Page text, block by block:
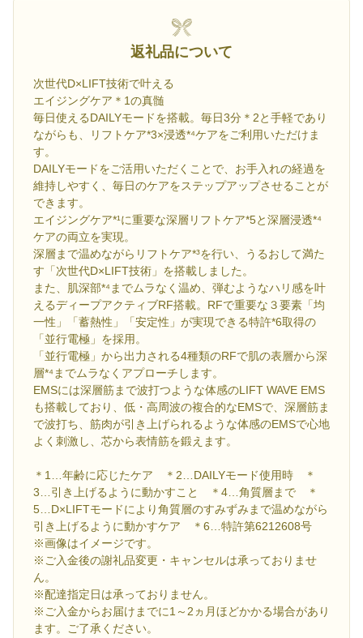
返礼品について
次世代D×LIFT技術で叶える
エイジングケア＊1の真髄
毎日使えるDAILYモードを搭載。毎日3分＊2と手軽であり
ながらも、リフトケア*3×浸透*⁴ケアをご利用いただけま
す。
DAILYモードをご活用いただくことで、お手入れの経過を
維持しやすく、毎日のケアをステップアップさせることが
できます。
エイジングケア*¹に重要な深層リフトケア*5と深層浸透*⁴
ケアの両立を実現。
深層まで温めながらリフトケア*³を行い、うるおして満た
す「次世代D×LIFT技術」を搭載しました。
また、肌深部*⁴までムラなく温め、弾むようなハリ感を叶
えるディープアクティブRF搭載。RFで重要な３要素「均
一性」「蓄熱性」「安定性」が実現できる特許*6取得の
「並行電極」を採用。
「並行電極」から出力される4種類のRFで肌の表層から深
層*⁴までムラなくアプローチします。
EMSには深層筋まで波打つような体感のLIFT WAVE EMS
も搭載しており、低・高周波の複合的なEMSで、深層筋ま
で波打ち、筋肉が引き上げられるような体感のEMSで心地
よく刺激し、芯から表情筋を鍛えます。
＊1…年齢に応じたケア ＊2…DAILYモード使用時 ＊
3…引き上げるように動かすこと ＊4…角質層まで ＊
5…D×LIFTモードにより角質層のすみずみまで温めながら
引き上げるように動かすケア ＊6…特許第6212608号
※画像はイメージです。
※ご入金後の謝礼品変更・キャンセルは承っておりませ
ん。
※配達指定日は承っておりません。
※ご入金からお届けまでに1～2ヵ月ほどかかる場合があり
ます。ご了承ください。